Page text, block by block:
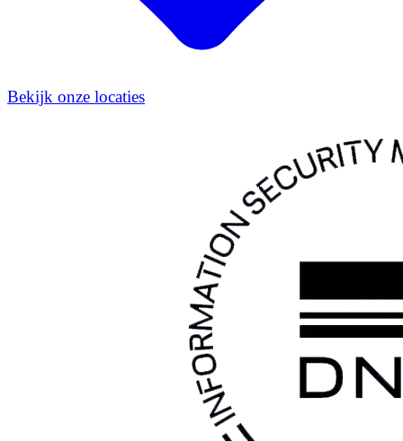
Bekijk onze locaties